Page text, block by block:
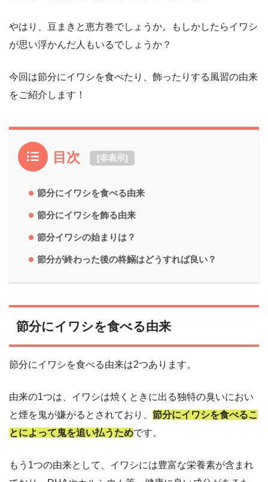
やはり、豆まきと恵方巻でしょうか。もしかしたらイワシ
が思い浮かんだ人もいるでしょうか？
今回は節分にイワシを食べたり、飾ったりする風習の由来
をご紹介します！
目次 [非表示]
節分にイワシを食べる由来
節分にイワシを飾る由来
節分イワシの始まりは？
節分が終わった後の柊鰯はどうすれば良い？
節分にイワシを食べる由来
節分にイワシを食べる由来は2つあります。
由来の1つは、イワシは焼くときに出る独特の臭いにおい
と煙を鬼が嫌がるとされており、 節分にイワシを食べるこ
とによって鬼を追い払うためです。
もう1つの由来として、イワシには豊富な栄養素が含まれ